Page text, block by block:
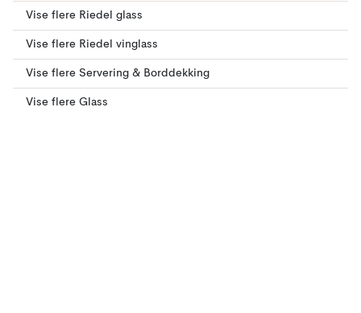
Vise flere Riedel glass
Vise flere Riedel vinglass
Vise flere Servering & Borddekking
Vise flere Glass